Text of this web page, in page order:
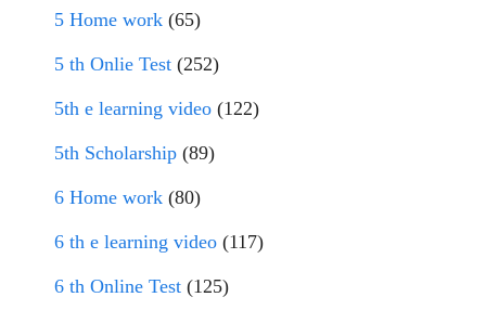
5 Home work (65)
5 th Onlie Test (252)
5th e learning video (122)
5th Scholarship (89)
6 Home work (80)
6 th e learning video (117)
6 th Online Test (125)